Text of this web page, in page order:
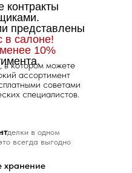
хранение
в одном
всегда выгодно
контракты
представлены
в салоне!
менее 10%
в котором можете
ассортимент
советами
специалистов.